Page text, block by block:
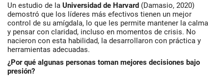
Un estudio de la Universidad de Harvard (Damasio, 2020)
demostró que los líderes más efectivos tienen un mejor
control de su amígdala, lo que les permite mantener la calma
y pensar con claridad, incluso en momentos de crisis. No
nacieron con esta habilidad, la desarrollaron con práctica y
herramientas adecuadas.
¿Por qué algunas personas toman mejores decisiones bajo
presión?